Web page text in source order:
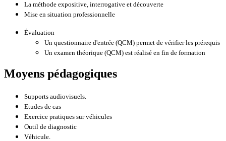
La méthode expositive, interrogative et découverte
Mise en situation professionnelle
Évaluation
Un questionnaire d'entrée (QCM) permet de vérifier les prérequis
Un examen théorique (QCM) est réalisé en fin de formation
Moyens pédagogiques
Supports audiovisuels.
Etudes de cas
Exercice pratiques sur véhicules
Outil de diagnostic
Véhicule.